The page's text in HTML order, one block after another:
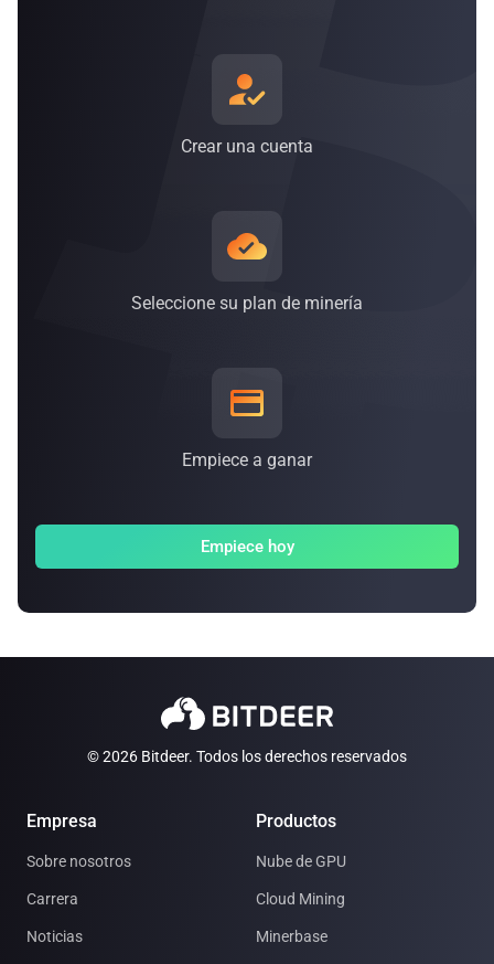
hidroeléctrica*, y el número va en aumento*.
Crear una cuenta
Seleccione su plan de minería
Empiece a ganar
Empiece hoy
© 2026 Bitdeer. Todos los derechos reservados
Empresa
Sobre nosotros
Carrera
Noticias
Productos
Nube de GPU
Cloud Mining
Minerbase